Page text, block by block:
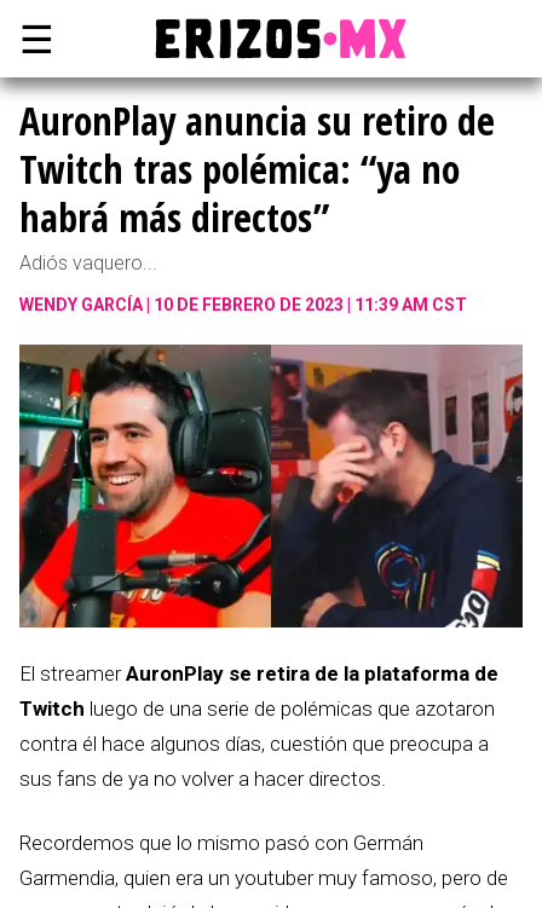
☰
AuronPlay anuncia su retiro de
Twitch tras polémica: “ya no
habrá más directos”
Adiós vaquero...
WENDY GARCÍA 10 DE FEBRERO DE 2023 | 11:39 AM CST
El streamerAuronPlay se retira de la plataforma de
Twitch luego de una serie de polémicas que azotaron
contra él hace algunos días, cuestión que preocupa a
sus fans de ya no volver a hacer directos.
Recordemos que lo mismo pasó con Germán
Garmendia, quien era un youtuber muy famoso, pero de